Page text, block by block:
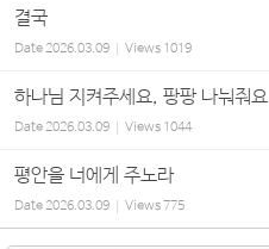
결국
Date2026.03.09 Views 1019
하나님 지켜주세요, 팡팡 나눠줘요
Date2026.03.09 Views 1044
평안을 너에게 주노라
Date2026.03.09 Views775